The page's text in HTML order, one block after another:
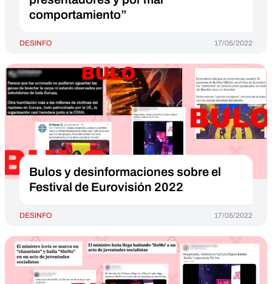
comportamiento”
DESINFO 17/05/2022
Bulos y desinformaciones sobre el
Festival de Eurovisión 2022
DESINFO 17/05/2022